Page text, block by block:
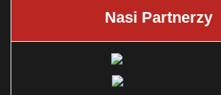
Nasi Partnerzy